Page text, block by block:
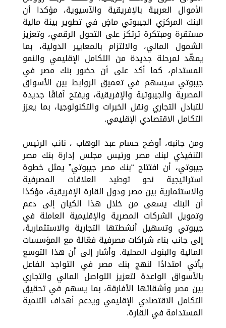
الأموال العربية بالإفريقية والآسيوية، مؤكدا أن
البنك المركزي الجيبوتي ماضٍ في تطوير بيئة مالية
مستقرة ومبتكرة ترتكز على التحول الرقمي، وتعزيز
الشمول المالي، والالتزام بالمعايير الدولية، بما
يمهّد لمرحلة جديدة من التكامل الإقليمي والنمو
المستدام، كما أكد على أن حضور بنك مصر في
جيبوتي سيسهم في تعميق الروابط بين الأسواق
المصرية والجيبوتية والإفريقية، ويفتح آفاقًا جديدة
للتبادل التجاري ونقل الخبرات والتكنولوجيا، بما يعزز
التكامل الاقتصادي الإقليمي.
ومن جانبه، أوضح حسام عبد الوهاب ، نائب الرئيس
التنفيذي لبنك مصر ورئيس مجلس إدارة بنك مصر
جيبوتي، أن افتتاح “بنك مصر جيبوتي” يمثل خطوة
استراتيجية نحو توطيد العلاقات المصرفية
والاستثمارية بين مصر ودول القارة الإفريقية، مؤكدًا
أن البنك يسعى من خلال هذا الكيان إلى دعم
وتمويل الشركات المصرية والإقليمية العاملة في
جيبوتي وتسهيل أنشطتها التجارية والاستثمارية،
إلى جانب بناء شراكات مصرفية فعّالة مع المؤسسات
المالية والبنوك المحلية. وأشار إلى أن هذا التوسع
يأتي امتدادًا لنهج بنك مصر في التواجد الفاعل
بالأسواق الواعدة لتعزيز التواصل المالي والتجاري
بين مصر وأشقائها الأفارقة، بما يسهم في تحقيق
التكامل الاقتصادي الإقليمي ويدعم أهداف التنمية
المستدامة في القارة.